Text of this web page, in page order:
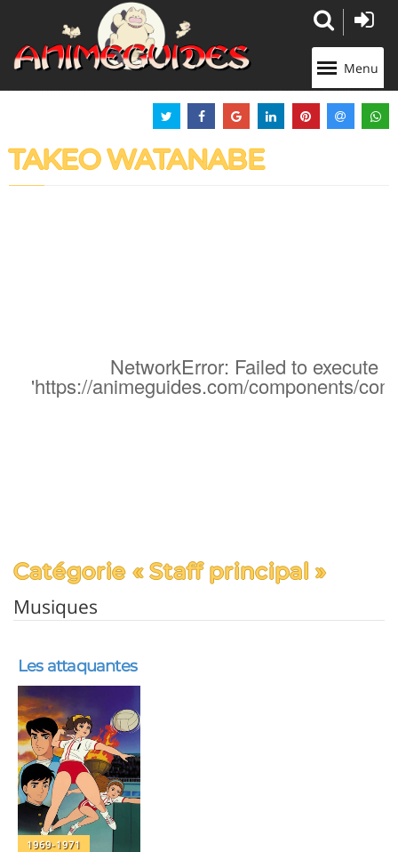
Menu
TAKEO WATANABE
NetworkError: Failed to execute
'https://animeguides.com/components/
Catégorie « Staff principal »
Musiques
Les attaquantes
1969-1971
Panneau de gestion des cookies